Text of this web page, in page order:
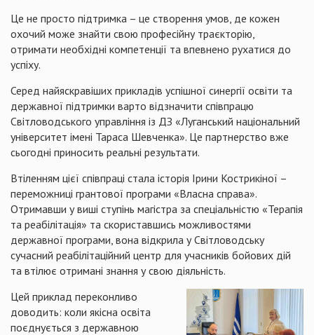
Це не просто підтримка – це створення умов, де кожен
охочий може знайти свою професійну траєкторію,
отримати необхідні компетенції та впевнено рухатися до
успіху.
Серед найяскравіших прикладів успішної синергії освіти та
державної підтримки варто відзначити співпрацю
Світловодського управління із ДЗ «Луганський національний
університет імені Тараса Шевченка». Це партнерство вже
сьогодні приносить реальні результати.
Втіленням цієї співпраці стала історія Ірини Кострикіної –
переможниці грантової програми «Власна справа».
Отримавши у виші ступінь магістра за спеціальністю «Терапія
та реабілітація» та скориставшись можливостями
державної програми, вона відкрила у Світловодську
сучасний реабілітаційний центр для учасників бойових дій
та втілює отримані знання у свою діяльність.
Цей приклад переконливо
доводить: коли якісна освіта
поєднується з державною